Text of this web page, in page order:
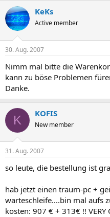
KeKs
Active member
30. Aug. 2007
Nimm mal bitte die
kann zu böse Problemen
Danke.
K KOFIS
New member
31. Aug. 2007
so leute, die bestellung ist
hab jetzt einen traum-pc +
warteschleife....bin mal aufs
kosten: 907 € + 313€ !! VERY